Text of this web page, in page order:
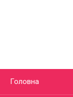
Головна